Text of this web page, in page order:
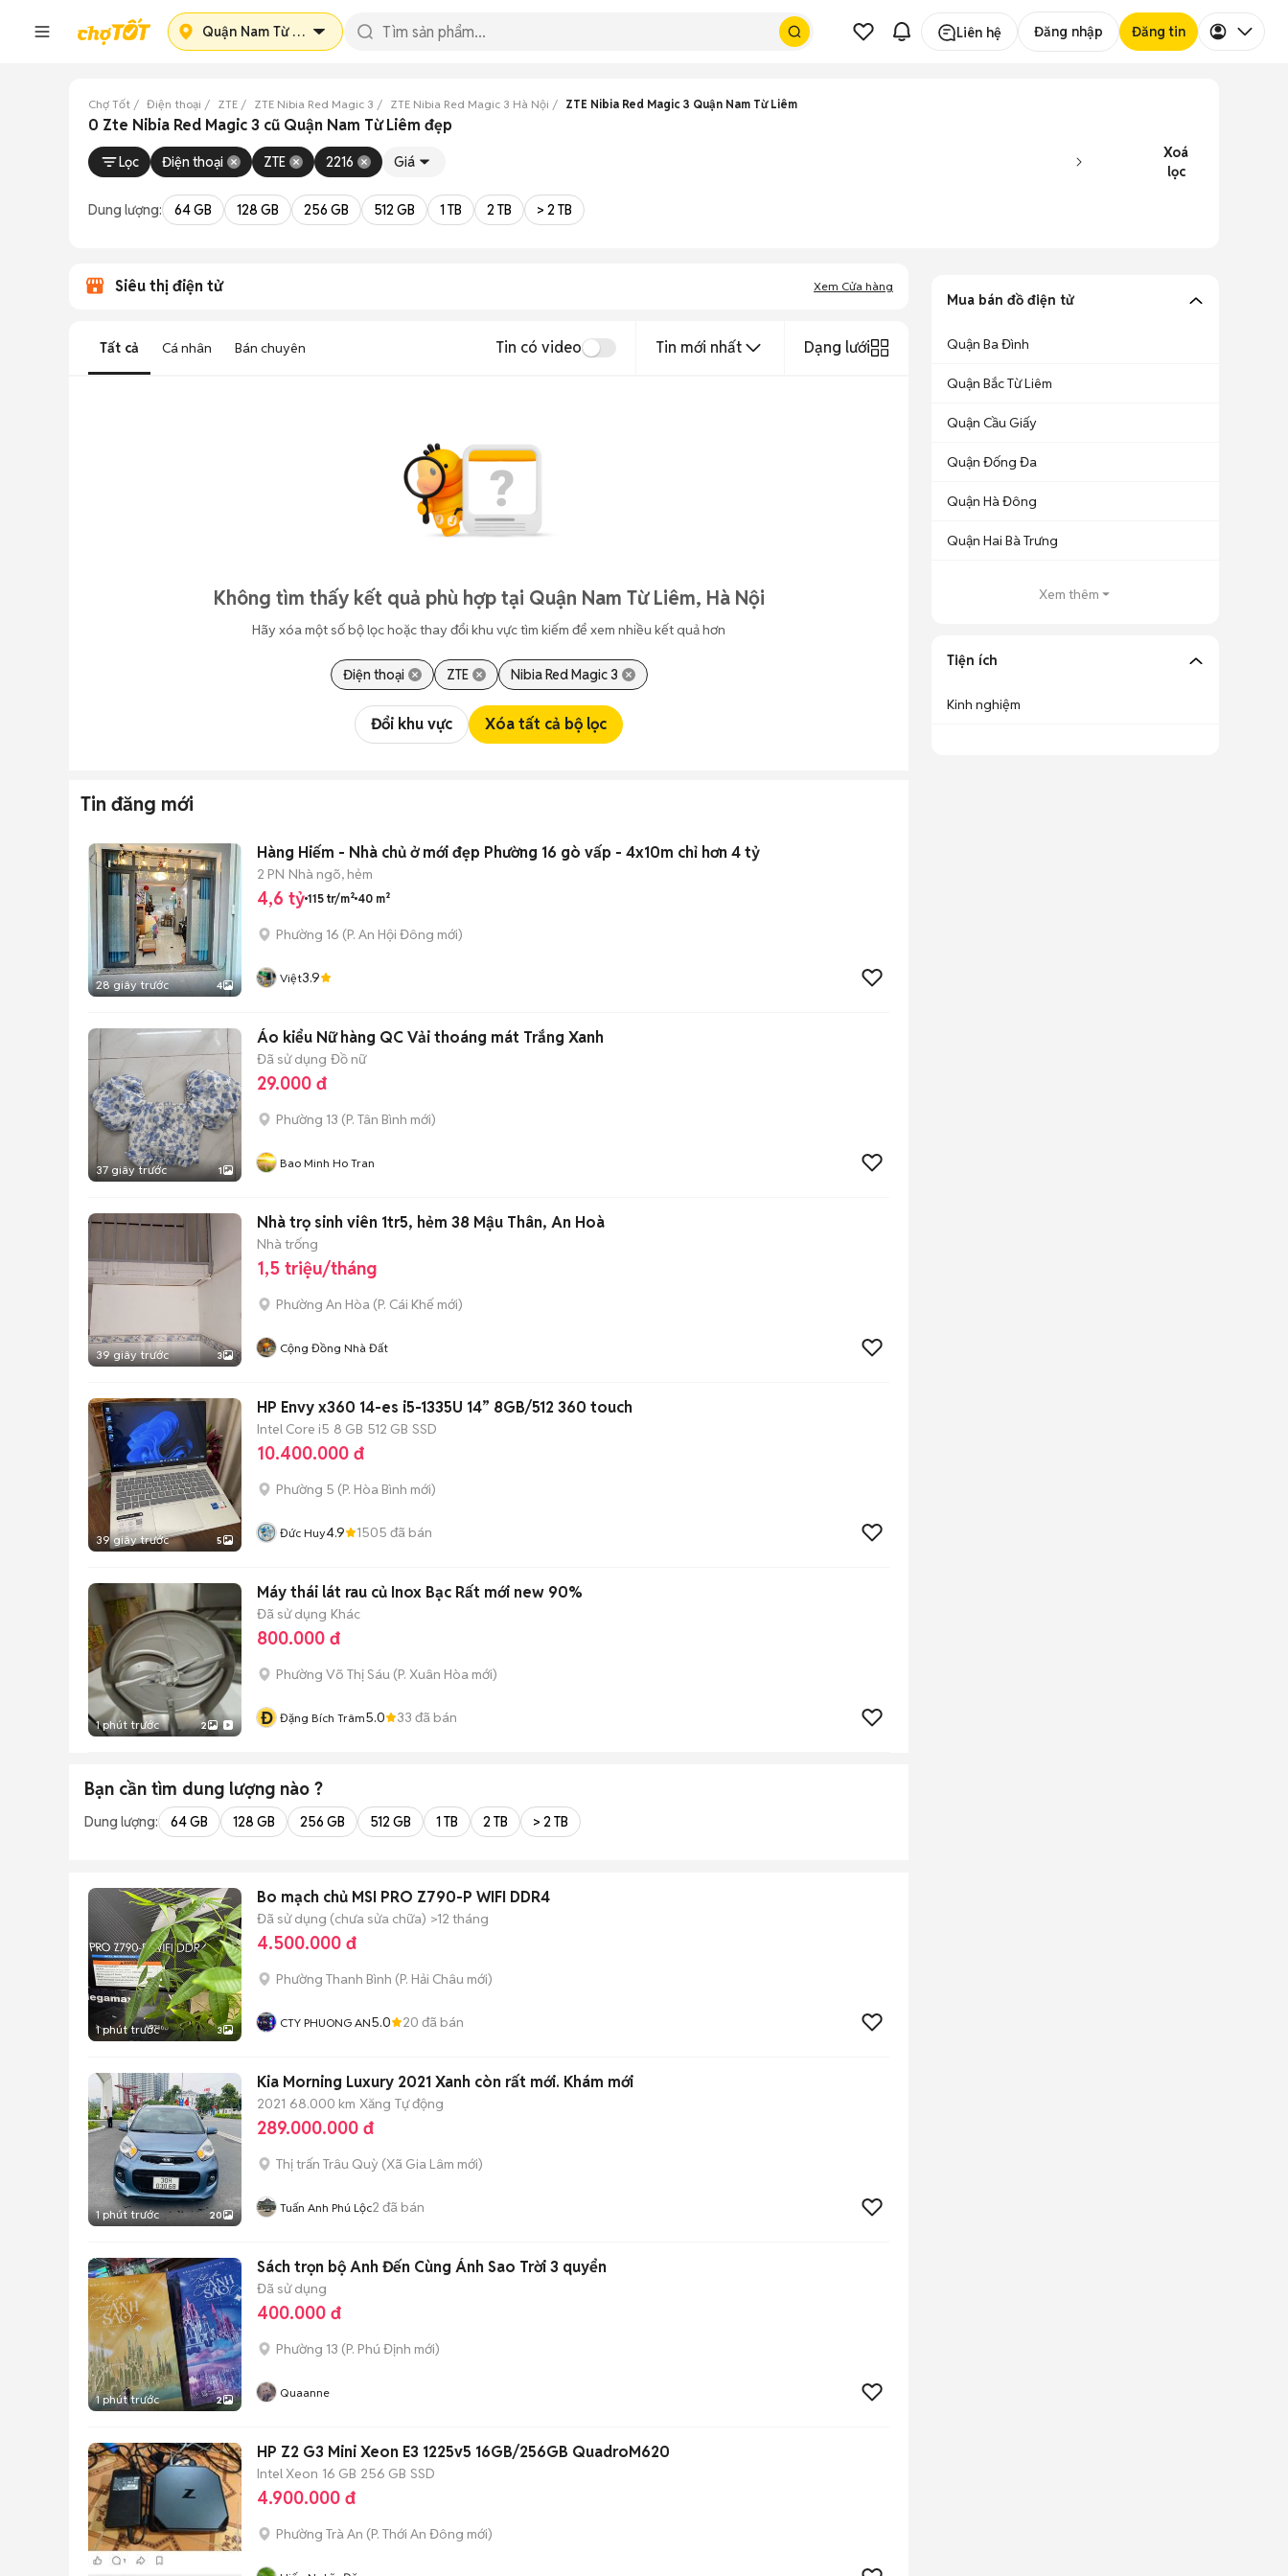
Quận Nam Từ Liêm Liên hệ Đăng nhập Đăng tin
Chợ Tốt Điện thoại ZTE ZTE Nibia Red Magic 3 ZTE Nibia Red Magic 3 Hà Nội ZTE Nibia Red Magic 3 Quận Nam Từ Liêm
0 Zte Nibia Red Magic 3 cũ Quận Nam Từ Liêm đẹp
Lọc Điện thoại ZTE 2216 Giá
Xoá
lọc
Dung lượng: 64 GB 128 GB 256 GB 512 GB 1 TB 2 TB > 2 TB
Siêu thị điện tử Xem Cửa hàng
Tất cả Cá nhân Bán chuyên Tin có video Tin mới nhất Dạng lưới
Không tìm thấy kết quả phù hợp tại Quận Nam Từ Liêm, Hà Nội
Hãy xóa một số bộ lọc hoặc thay đổi khu vực tìm kiếm để xem nhiều kết quả hơn
Điện thoại ZTE Nibia Red Magic 3
Đổi khu vực Xóa tất cả bộ lọc
Tin đăng mới
28 giây trước 4
Hàng Hiếm - Nhà chủ ở mới đẹp Phường 16 gò vấp - 4x10m chỉ hơn 4 tỷ
2 PN Nhà ngõ, hẻm
4,6 tỷ 115 tr/m² 40 m²
Phường 16 (P. An Hội Đông mới)
Việt3.9
37 giây trước 1
Áo kiểu Nữ hàng QC Vải thoáng mát Trắng Xanh
Đã sử dụng Đồ nữ
29.000 đ
Phường 13 (P. Tân Bình mới)
Bao Minh Ho Tran
39 giây trước 3
Nhà trọ sinh viên 1tr5, hẻm 38 Mậu Thân, An Hoà
Nhà trống
1,5 triệu/tháng
Phường An Hòa (P. Cái Khế mới)
Cộng Đồng Nhà Đất
39 giây trước 5
HP Envy x360 14-es i5-1335U 14” 8GB/512 360 touch
Intel Core i5 8 GB 512 GB SSD
10.400.000 đ
Phường 5 (P. Hòa Bình mới)
Đức Huy4.9 1505 đã bán
1 phút trước 2
Máy thái lát rau củ Inox Bạc Rất mới new 90%
Đã sử dụng Khác
800.000 đ
Phường Võ Thị Sáu (P. Xuân Hòa mới)
Đ Đặng Bích Trâm5.0 33 đã bán
Bạn cần tìm dung lượng nào ?
Dung lượng: 64 GB 128 GB 256 GB 512 GB 1 TB 2 TB > 2 TB
1 phút trước 3
Bo mạch chủ MSI PRO Z790-P WIFI DDR4
Đã sử dụng (chưa sửa chữa) >12 tháng
4.500.000 đ
Phường Thanh Bình (P. Hải Châu mới)
CTY PHUONG AN5.0 20 đã bán
1 phút trước 20
Kia Morning Luxury 2021 Xanh còn rất mới. Khám mới
2021 68.000 km Xăng Tự động
289.000.000 đ
Thị trấn Trâu Quỳ (Xã Gia Lâm mới)
Tuấn Anh Phú Lộc2 đã bán
1 phút trước 2
Sách trọn bộ Anh Đến Cùng Ánh Sao Trời 3 quyển
Đã sử dụng
400.000 đ
Phường 13 (P. Phú Định mới)
Quaanne
HP Z2 G3 Mini Xeon E3 1225v5 16GB/256GB QuadroM620
Intel Xeon 16 GB 256 GB SSD
4.900.000 đ
Phường Trà An (P. Thới An Đông mới)
Mua bán đồ điện tử
Quận Ba Đình
Quận Bắc Từ Liêm
Quận Cầu Giấy
Quận Đống Đa
Quận Hà Đông
Quận Hai Bà Trưng
Xem thêm
Tiện ích
Kinh nghiệm